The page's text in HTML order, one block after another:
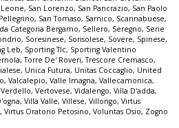
Leone, San Lorenzo, San Pancrazio, San Paolo
, San Tomaso, Sarnico, Scannabuese,
Categoria Bergamo, Sellero, Seregno, Serie
, Soresinese, Sorisolese, Sovere, Spinese,
Leb, Sporting Tlc, Sporting Valentino
,Torre De' Roveri,Trescore Cremasco,
, Unica Futura, Unitas Coccaglio, United
, Valcalepio, Valle Imagna, Vallecamonica,
Verdello, Vertovese, Vidalengo, Villa D'adda,
, Villa Valle, Villese, Villongo, Virtus
, Virtus Oratorio Petosino, Voluntas Osio, Zogno